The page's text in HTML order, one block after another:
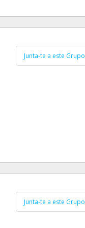
Junta-te a este Grupo
Junta-te a este Grupo